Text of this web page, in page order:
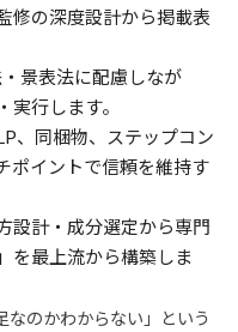
修の深度設計から掲載表
・景表法に配慮しなが
行します。
、同梱物、ステップコン
ポイントで信頼を維持す
設計・成分選定から専門
を最上流から構築しま
なのかわからない」という